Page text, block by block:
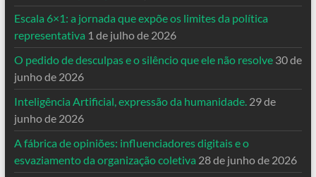
Escala 6×1: a jornada que expõe os limites da política
representativa 1 de julho de 2026
O pedido de desculpas e o silêncio que ele não resolve 30 de
junho de 2026
Inteligência Artificial, expressão da humanidade. 29 de
junho de 2026
A fábrica de opiniões: influenciadores digitais e o
esvaziamento da organização coletiva 28 de junho de 2026